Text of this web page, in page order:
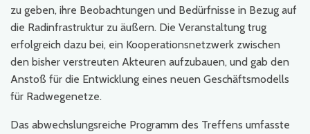
zu geben, ihre Beobachtungen und Bedürfnisse in Bezug auf
die Radinfrastruktur zu äußern. Die Veranstaltung trug
erfolgreich dazu bei, ein Kooperationsnetzwerk zwischen
den bisher verstreuten Akteuren aufzubauen, und gab den
Anstoß für die Entwicklung eines neuen Geschäftsmodells
für Radwegenetze.
Das abwechslungsreiche Programm des Treffens umfasste